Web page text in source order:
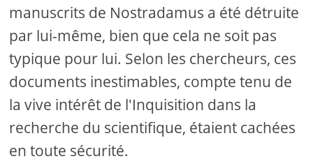
manuscrits de Nostradamus a été détruite
par lui-même, bien que cela ne soit pas
typique pour lui. Selon les chercheurs, ces
documents inestimables, compte tenu de
la vive intérêt de l'Inquisition dans la
recherche du scientifique, étaient cachées
en toute sécurité.